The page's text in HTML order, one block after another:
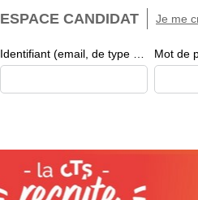
ESPACE CANDIDAT
Mot de
Je me